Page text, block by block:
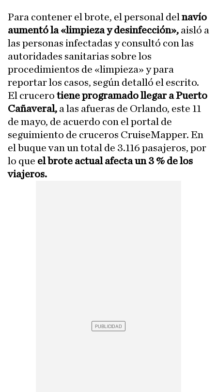
Para contener el brote, el personal del navío
aumentó la «limpieza y desinfección», aisló a
las personas infectadas y consultó con las
autoridades sanitarias sobre los
procedimientos de «limpieza» y para
reportar los casos, según detalló el escrito.
El crucero tiene programado llegar a Puerto
Cañaveral, a las afueras de Orlando, este 11
de mayo, de acuerdo con el portal de
seguimiento de cruceros CruiseMapper. En
el buque van un total de 3.116 pasajeros, por
lo que el brote actual afecta un 3 % de los
viajeros.